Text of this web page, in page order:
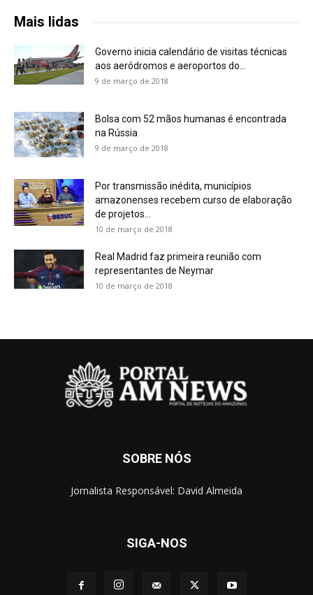
Mais lidas
Governo inicia calendário de visitas técnicas
aos aeródromos e aeroportos do...
9 de março de 2018
Bolsa com 52 mãos humanas é encontrada
na Rússia
9 de março de 2018
Por transmissão inédita, municípios
amazonenses recebem curso de elaboração
de projetos...
10 de março de 2018
Real Madrid faz primeira reunião com
representantes de Neymar
10 de março de 2018
SOBRE NÓS
Jornalista Responsável: David Almeida
SIGA-NOS